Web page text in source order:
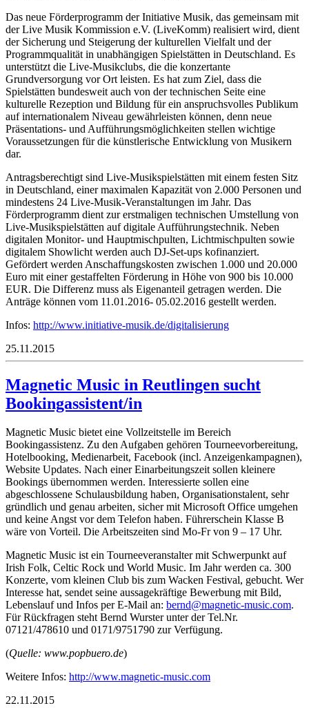
Das neue Förderprogramm der Initiative Musik, das gemeinsam mit
der Live Musik Kommission e.V. (LiveKomm) realisiert wird, dient
der Sicherung und Steigerung der kulturellen Vielfalt und der
Programmqualität in unabhängigen Spielstätten in Deutschland. Es
unterstützt die Live-Musikclubs, die die konzertante
Grundversorgung vor Ort leisten. Es hat zum Ziel, dass die
Spielstätten bundesweit auch von der technischen Seite eine
kulturelle Rezeption und Bildung für ein anspruchsvolles Publikum
auf internationalem Niveau gewährleisten können, denn neue
Präsentations- und Aufführungsmöglichkeiten stellen wichtige
Voraussetzungen für die künstlerische Entwicklung von Musikern
dar.
Antragsberechtigt sind Live-Musikspielstätten mit einem festen Sitz
in Deutschland, einer maximalen Kapazität von 2.000 Personen und
mindestens 24 Live-Musik-Veranstaltungen im Jahr. Das
Förderprogramm dient zur erstmaligen technischen Umstellung von
Live-Musikspielstätten auf digitale Aufführungstechnik. Neben
digitalen Monitor- und Hauptmischpulten, Lichtmischpulten sowie
digitalem Showlicht werden auch DJ-Set-ups kofinanziert.
Gefördert werden Anschaffungskosten zwischen 1.000 und 20.000
Euro mit einer gestaffelten Förderung in Höhe von 900 bis 10.000
EUR. Die Differenz muss als Eigenanteil getragen werden. Die
Anträge können vom 11.01.2016- 05.02.2016 gestellt werden.
Infos: http://www.initiative-musik.de/digitalisierung
25.11.2015
Magnetic Music in Reutlingen sucht
Bookingassistent/in
Magnetic Music bietet eine Vollzeitstelle im Bereich
Bookingassistenz. Zu den Aufgaben gehören Tourneevorbereitung,
Hotelbooking, Medienarbeit, Facebook (incl. Anzeigenkampagnen),
Website Updates. Nach einer Einarbeitungszeit sollen kleinere
Bookings übernommen werden. Interessierte sollen eine
abgeschlossene Schulausbildung haben, Organisationstalent, sehr
gründlich und genau arbeiten, sicher mit Microsoft Office umgehen
und keine Angst vor dem Telefon haben. Führerschein Klasse B
wäre von Vorteil. Die Arbeitszeiten sind Mo-Fr von 9 – 17 Uhr.
Magnetic Music ist ein Tourneeveranstalter mit Schwerpunkt auf
Irish Folk, Celtic Rock und World Music. Im Jahr werden ca. 300
Konzerte, vom kleinen Club bis zum Wacken Festival, gebucht. Wer
Interesse hat, sendet seine aussagekräftige Bewerbung mit Bild,
Lebenslauf und Infos per E-Mail an:
moc.c
isum-
citen
gam@d
nreb
.
Für Rückfragen steht Bernd Wurster unter der Tel.Nr.
07121/478610 und 0171/9751790 zur Verfügung.
(Quelle: www.popbuero.de)
Weitere Infos: http://www.magnetic-music.com
22.11.2015